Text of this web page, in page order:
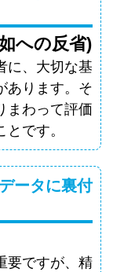
への反省)
に、大切な基
あります。そ
まわって評価
です。
ータに裏付
要ですが、精